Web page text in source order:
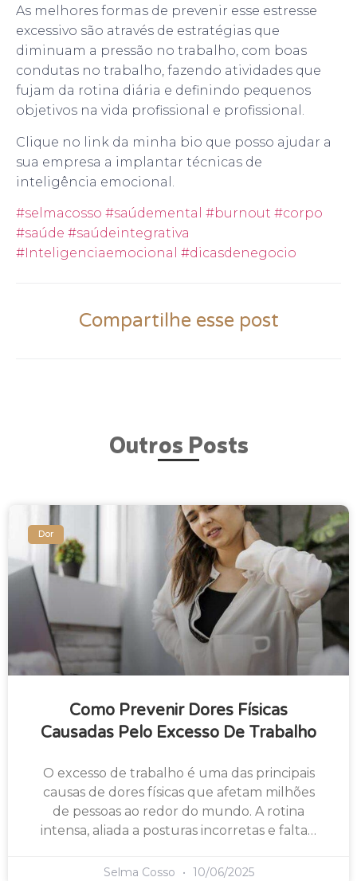
As melhores formas de prevenir esse estresse
excessivo são através de estratégias que
diminuam a pressão no trabalho, com boas
condutas no trabalho, fazendo atividades que
fujam da rotina diária e definindo pequenos
objetivos na vida profissional e profissional.
Clique no link da minha bio que posso ajudar a
sua empresa a implantar técnicas de
inteligência emocional.
#selmacosso #saúdemental #burnout #corpo
#saúde #saúdeintegrativa
#Inteligenciaemocional #dicasdenegocio
Compartilhe esse post
Outros Posts
Dor
Como Prevenir Dores Físicas
Causadas Pelo Excesso De Trabalho
O excesso de trabalho é uma das principais
causas de dores físicas que afetam milhões
de pessoas ao redor do mundo. A rotina
intensa, aliada a posturas incorretas e falta…
Selma Cosso 10/06/2025